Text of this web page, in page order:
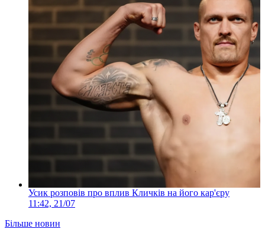
Усик розповів про вплив Кличків на його кар'єру
11:42, 21/07
Більше новин